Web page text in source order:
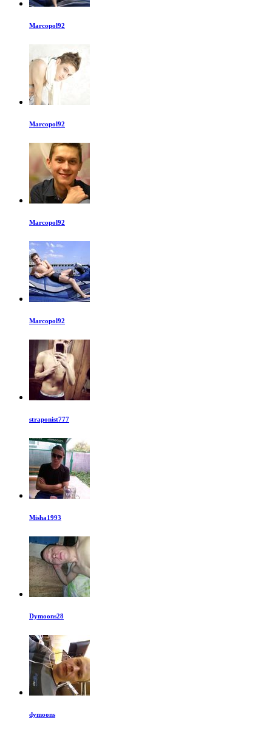
Marcopol92
Marcopol92
Marcopol92
Marcopol92
straponist777
Misha1993
Dymoons28
dymoons